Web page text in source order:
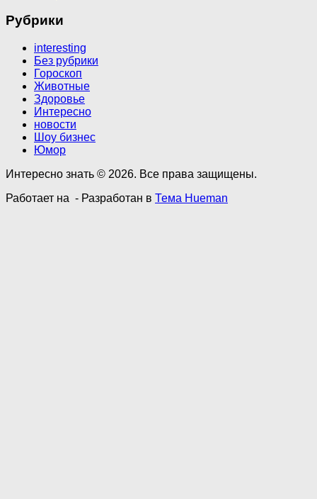
Рубрики
interesting
Без рубрики
Гороскоп
Животные
Здоровье
Интересно
новости
Шоу бизнес
Юмор
Интересно знать © 2026. Все права защищены.
Работает на - Разработан в Тема Hueman